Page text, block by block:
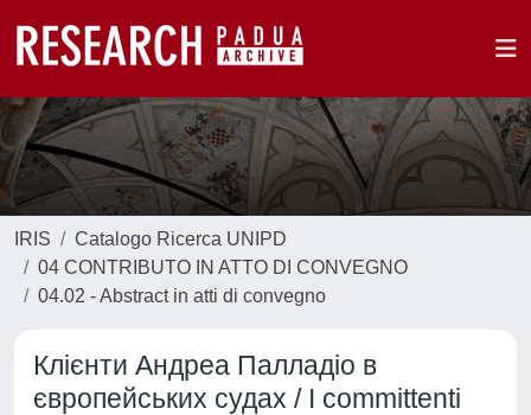
IRIS
Catalogo Ricerca UNIPD
04 CONTRIBUTO IN ATTO DI CONVEGNO
04.02 - Abstract in atti di convegno
Клієнти Андреа Палладіо в
європейських судах / I committenti